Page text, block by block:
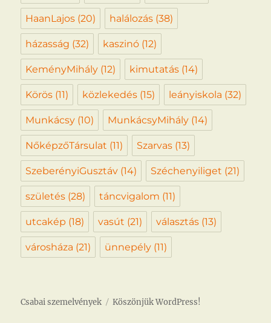
HaanLajos (20) halálozás (38)
házasság (32) kaszinó (12)
KeményMihály (12) kimutatás (14)
Körös (11) közlekedés (15) leányiskola (32)
Munkácsy (10) MunkácsyMihály (14)
NőképzőTársulat (11) Szarvas (13)
SzeberényiGusztáv (14) Széchenyiliget (21)
születés (28) táncvigalom (11)
utcakép (18) vasút (21) választás (13)
városháza (21) ünnepély (11)
Csabai szemelvények Köszönjük WordPress!